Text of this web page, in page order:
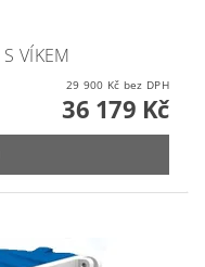
VÍKEM
29 900 Kč bez DPH
36 179 Kč